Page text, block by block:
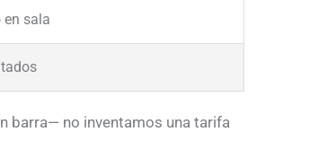
en sala
barra— no inventamos una tarifa